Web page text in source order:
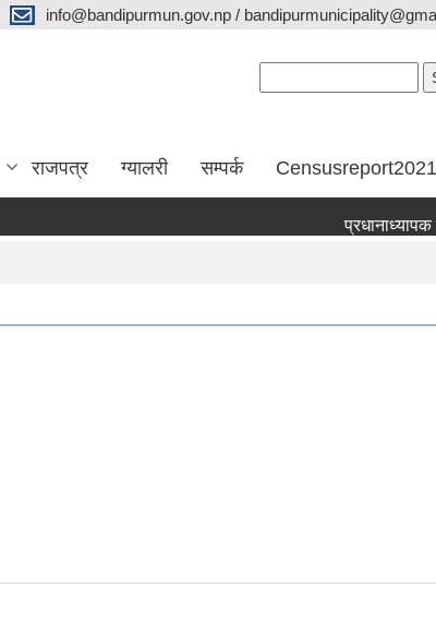
info@bandipurmun.gov.np /
राजपत्र ग्यालरी सम्पर्क Censusreport2021
प्रधानाध्यापक